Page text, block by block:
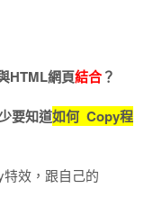
HTML網頁結合？
要知道如何 Copy程
效，跟自己的